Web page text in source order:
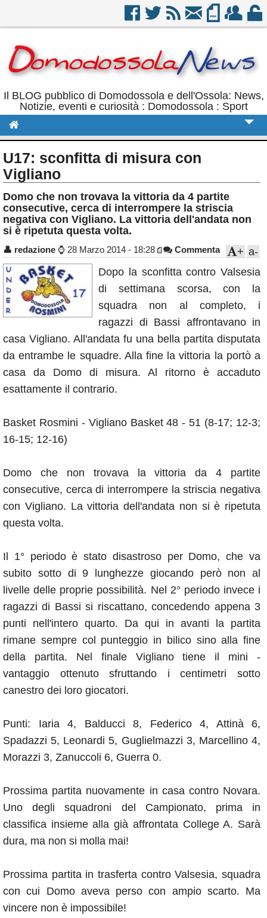
Il BLOG pubblico di Domodossola e dell'Ossola: News,
Notizie, eventi e curiosità : Domodossola : Sport
Politica
Sport
Eventi
Rubriche
Calendario
Annunci
U17: sconfitta di misura con
Vigliano
Domo che non trovava la vittoria da 4 partite
consecutive, cerca di interrompere la striscia
negativa con Vigliano. La vittoria dell'andata non
si è ripetuta questa volta.
👤 redazione ⌚ 28 Marzo 2014 - 18:28 Commenta a-
+
Dopo la sconfitta contro Valsesia
di settimana scorsa, con la
squadra non al completo, i
ragazzi di Bassi affrontavano in
casa Vigliano. All'andata fu una bella partita disputata
da entrambe le squadre. Alla fine la vittoria la portò a
casa da Domo di misura. Al ritorno è accaduto
esattamente il contrario.
Basket Rosmini - Vigliano Basket 48 - 51 (8-17; 12-3;
16-15; 12-16)
Domo che non trovava la vittoria da 4 partite
consecutive, cerca di interrompere la striscia negativa
con Vigliano. La vittoria dell'andata non si è ripetuta
questa volta.
Il 1° periodo è stato disastroso per Domo, che va
subito sotto di 9 lunghezze giocando però non al
livelle delle proprie possibilità. Nel 2° periodo invece i
ragazzi di Bassi si riscattano, concedendo appena 3
punti nell'intero quarto. Da qui in avanti la partita
rimane sempre col punteggio in bilico sino alla fine
della partita. Nel finale Vigliano tiene il mini -
vantaggio ottenuto sfruttando i centimetri sotto
canestro dei loro giocatori.
Punti: Iaria 4, Balducci 8, Federico 4, Attinà 6,
Spadazzi 5, Leonardi 5, Guglielmazzi 3, Marcellino 4,
Morazzi 3, Zanuccoli 6, Guerra 0.
Prossima partita nuovamente in casa contro Novara.
Uno degli squadroni del Campionato, prima in
classifica insieme alla già affrontata College A. Sarà
dura, ma non si molla mai!
Prossima partita in trasferta contro Valsesia, squadra
con cui Domo aveva perso con ampio scarto. Ma
vincere non è impossibile!